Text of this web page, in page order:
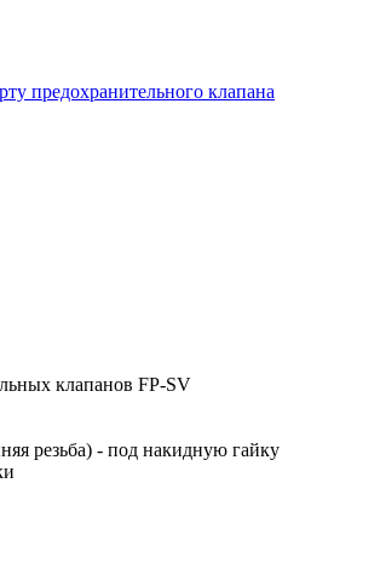
предохранительного клапана
клапанов FP-SV
резьба) - под накидную гайку